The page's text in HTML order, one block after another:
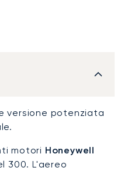
versione potenziata
motori Honeywell
300. L'aereo